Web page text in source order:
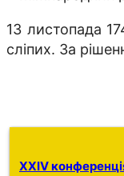
13 листопада
сліпих. За
XXIV